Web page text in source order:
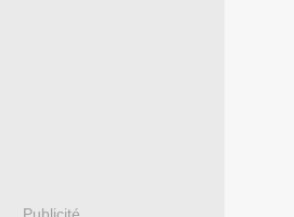
Publicité